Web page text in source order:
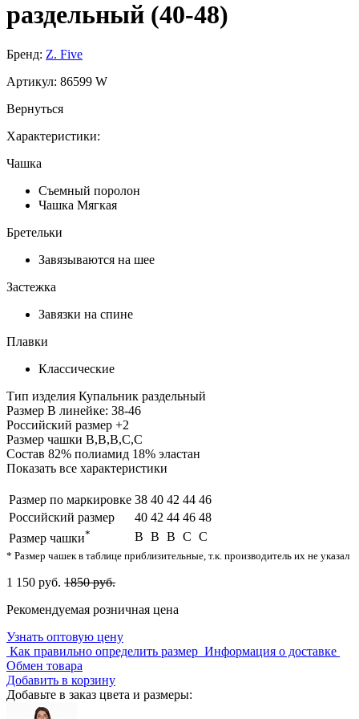
раздельный (40-48)
Бренд: Z. Five
Артикул: 86599 W
Вернуться
Характеристики:
Чашка
Съемный поролон
Чашка Мягкая
Бретельки
Завязываются на шее
Застежка
Завязки на спине
Плавки
Классические
Тип изделия Купальник раздельный
Размер В линейке: 38-46
Российский размер +2
Размер чашки B,B,B,C,C
Состав 82% полиамид 18% эластан
Показать все характеристики
Размер по маркировке 38 40 42 44 46
Российский размер
40 42 44 46 48
Размер чашки* B B B C C
* Размер чашек в таблице приблизительные, т.к. производитель их не указал
1 150 руб. 1850 руб.
Рекомендуемая розничная цена
Узнать оптовую цену
Как правильно определить размер Информация о доставке
Обмен товара
Добавить в корзину
Добавьте в заказ цвета и размеры: